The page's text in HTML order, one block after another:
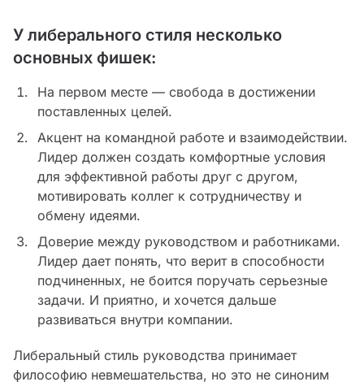
У либерального стиля несколько
основных фишек:
На первом месте — свобода в достижении
поставленных целей.
Акцент на командной работе и взаимодействии.
Лидер должен создать комфортные условия
для эффективной работы друг с другом,
мотивировать коллег к сотрудничеству и
обмену идеями.
Доверие между руководством и работниками.
Лидер дает понять, что верит в способности
подчиненных, не боится поручать серьезные
задачи. И приятно, и хочется дальше
развиваться внутри компании.
Либеральный стиль руководства принимает
философию невмешательства, но это не синоним